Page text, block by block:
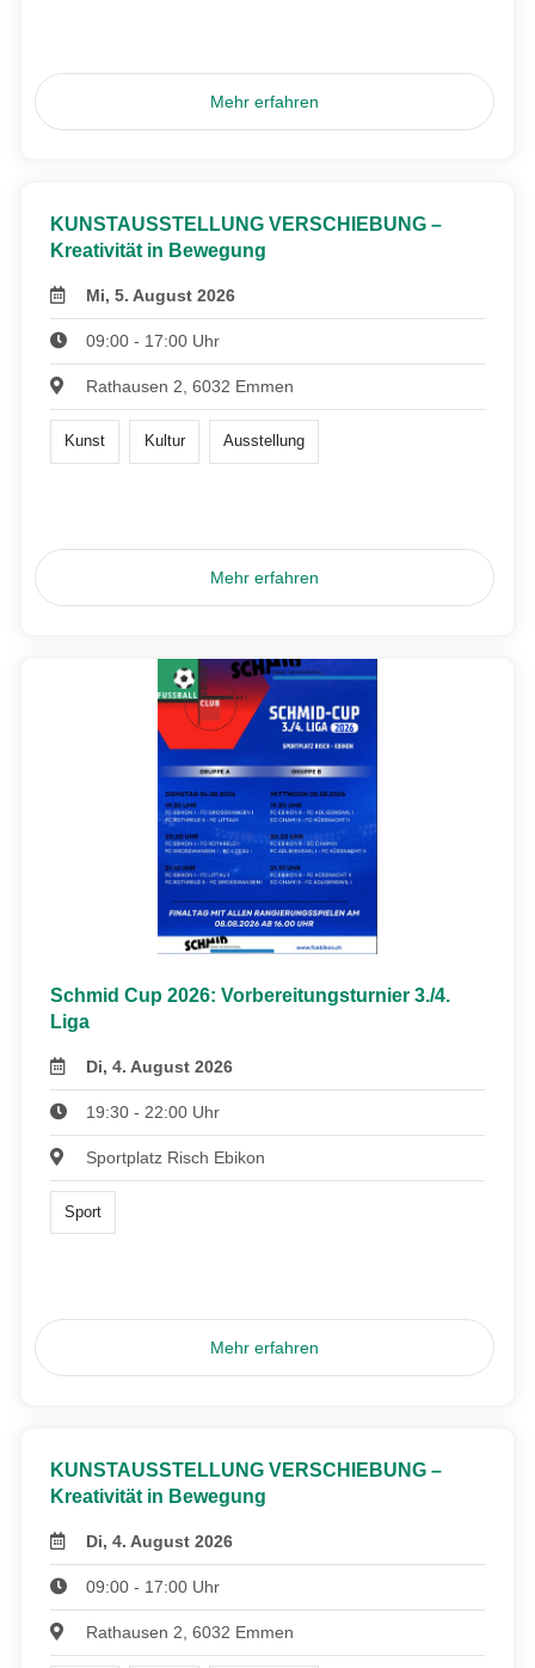
Mehr erfahren
KUNSTAUSSTELLUNG VERSCHIEBUNG –
Kreativität in Bewegung
Mi, 5. August 2026
09:00 - 17:00 Uhr
Rathausen 2, 6032 Emmen
Kunst Kultur Ausstellung
Mehr erfahren
Schmid Cup 2026: Vorbereitungsturnier 3./4.
Liga
Di, 4. August 2026
19:30 - 22:00 Uhr
Sportplatz Risch Ebikon
Sport
Mehr erfahren
KUNSTAUSSTELLUNG VERSCHIEBUNG –
Kreativität in Bewegung
Di, 4. August 2026
09:00 - 17:00 Uhr
Rathausen 2, 6032 Emmen